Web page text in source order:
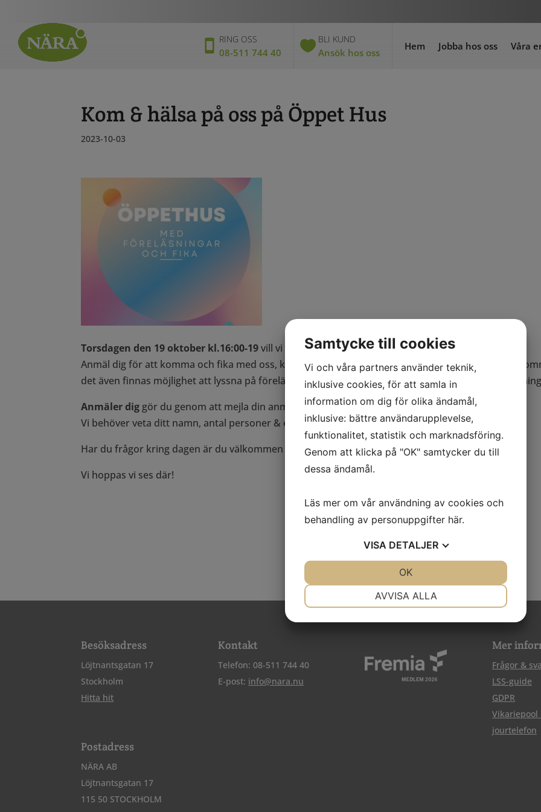
RING OSS
08-511 744 40
BLI KUND
Ansök hos oss
Hem Jobba hos oss Våra
Kom & hälsa på oss på Öppet Hus
2023-10-03
Torsdagen den 19 oktober kl.16:00-19vill vi bjuda in dig till Öppet Hus/försenad inflyttningsfika.
Anmäl dig för att komma och fika med oss, kolla in våra nygamla fina lokaler och för de som vill
det även finnas möjlighet att lyssna på föreläsning i självledarskap och på aktuell
Anmäler dig gör du genom att mejla din anmälan till:info@nara.nu
Vi behöver veta ditt namn, antal personer & eventuell specialkost.
Har du frågor kring dagen är du välkommen att ringa oss via växeln 08-511 744 40.
Vi hoppas vi ses där!
Besöksadress
Löjtnantsgatan 17
Stockholm
Hitta hit
Postadress
NÄRA AB
Löjtnantsgatan 17
115 50 STOCKHOLM
Kontakt
Telefon: 08-511 744 40
E-post: info@nara.nu
Mer
Frågor &
LSS-guide
GDPR
Vikariepool
jourtelefon
Samtycke till cookies
Vi och våra partners använder teknik,
inklusive cookies, för att samla in
information om dig för olika ändamål,
inklusive: bättre användarupplevelse,
funktionalitet, statistik och marknadsföring.
Genom att klicka på "OK" samtycker du till
dessa ändamål.
Läs mer om vår användning av cookies och
behandling av personuppgifter här.
VISA DETALJER
AVVISA ALLA
OK